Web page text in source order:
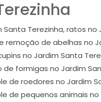
Terezinha, ratos no
remoção de abelhas no
no Jardim Santa
formigas no Jardim
de roedores no Jardim
de pequenos animais